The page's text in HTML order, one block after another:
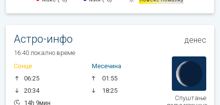
Астро-инфо денес
16:40 локално време
Сонце
06:25
20:34
14h 9мин
Месечина
01:55
18:25
Спуштање